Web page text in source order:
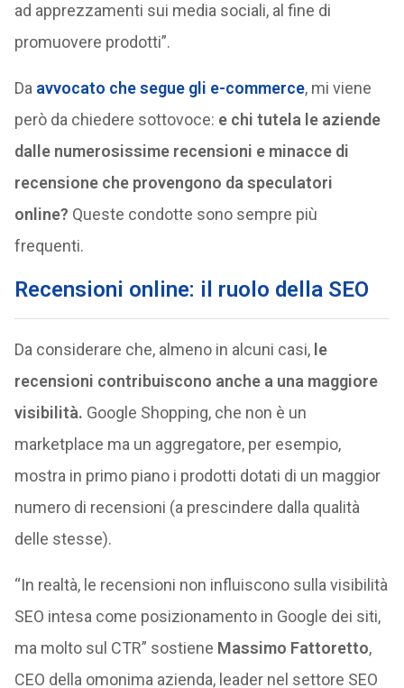
ad apprezzamenti sui media sociali, al fine di
promuovere prodotti”.
Da avvocato che segue gli e-commerce, mi viene
però da chiedere sottovoce: e chi tutela le aziende
dalle numerosissime recensioni e minacce di
recensione che provengono da speculatori
online? Queste condotte sono sempre più
frequenti.
Recensioni online: il ruolo della SEO
Da considerare che, almeno in alcuni casi, le
recensioni contribuiscono anche a una maggiore
visibilità. Google Shopping, che non è un
marketplace ma un aggregatore, per esempio,
mostra in primo piano i prodotti dotati di un maggior
numero di recensioni (a prescindere dalla qualità
delle stesse).
“In realtà, le recensioni non influiscono sulla visibilità
SEO intesa come posizionamento in Google dei siti,
ma molto sul CTR” sostiene Massimo Fattoretto,
CEO della omonima azienda, leader nel settore SEO